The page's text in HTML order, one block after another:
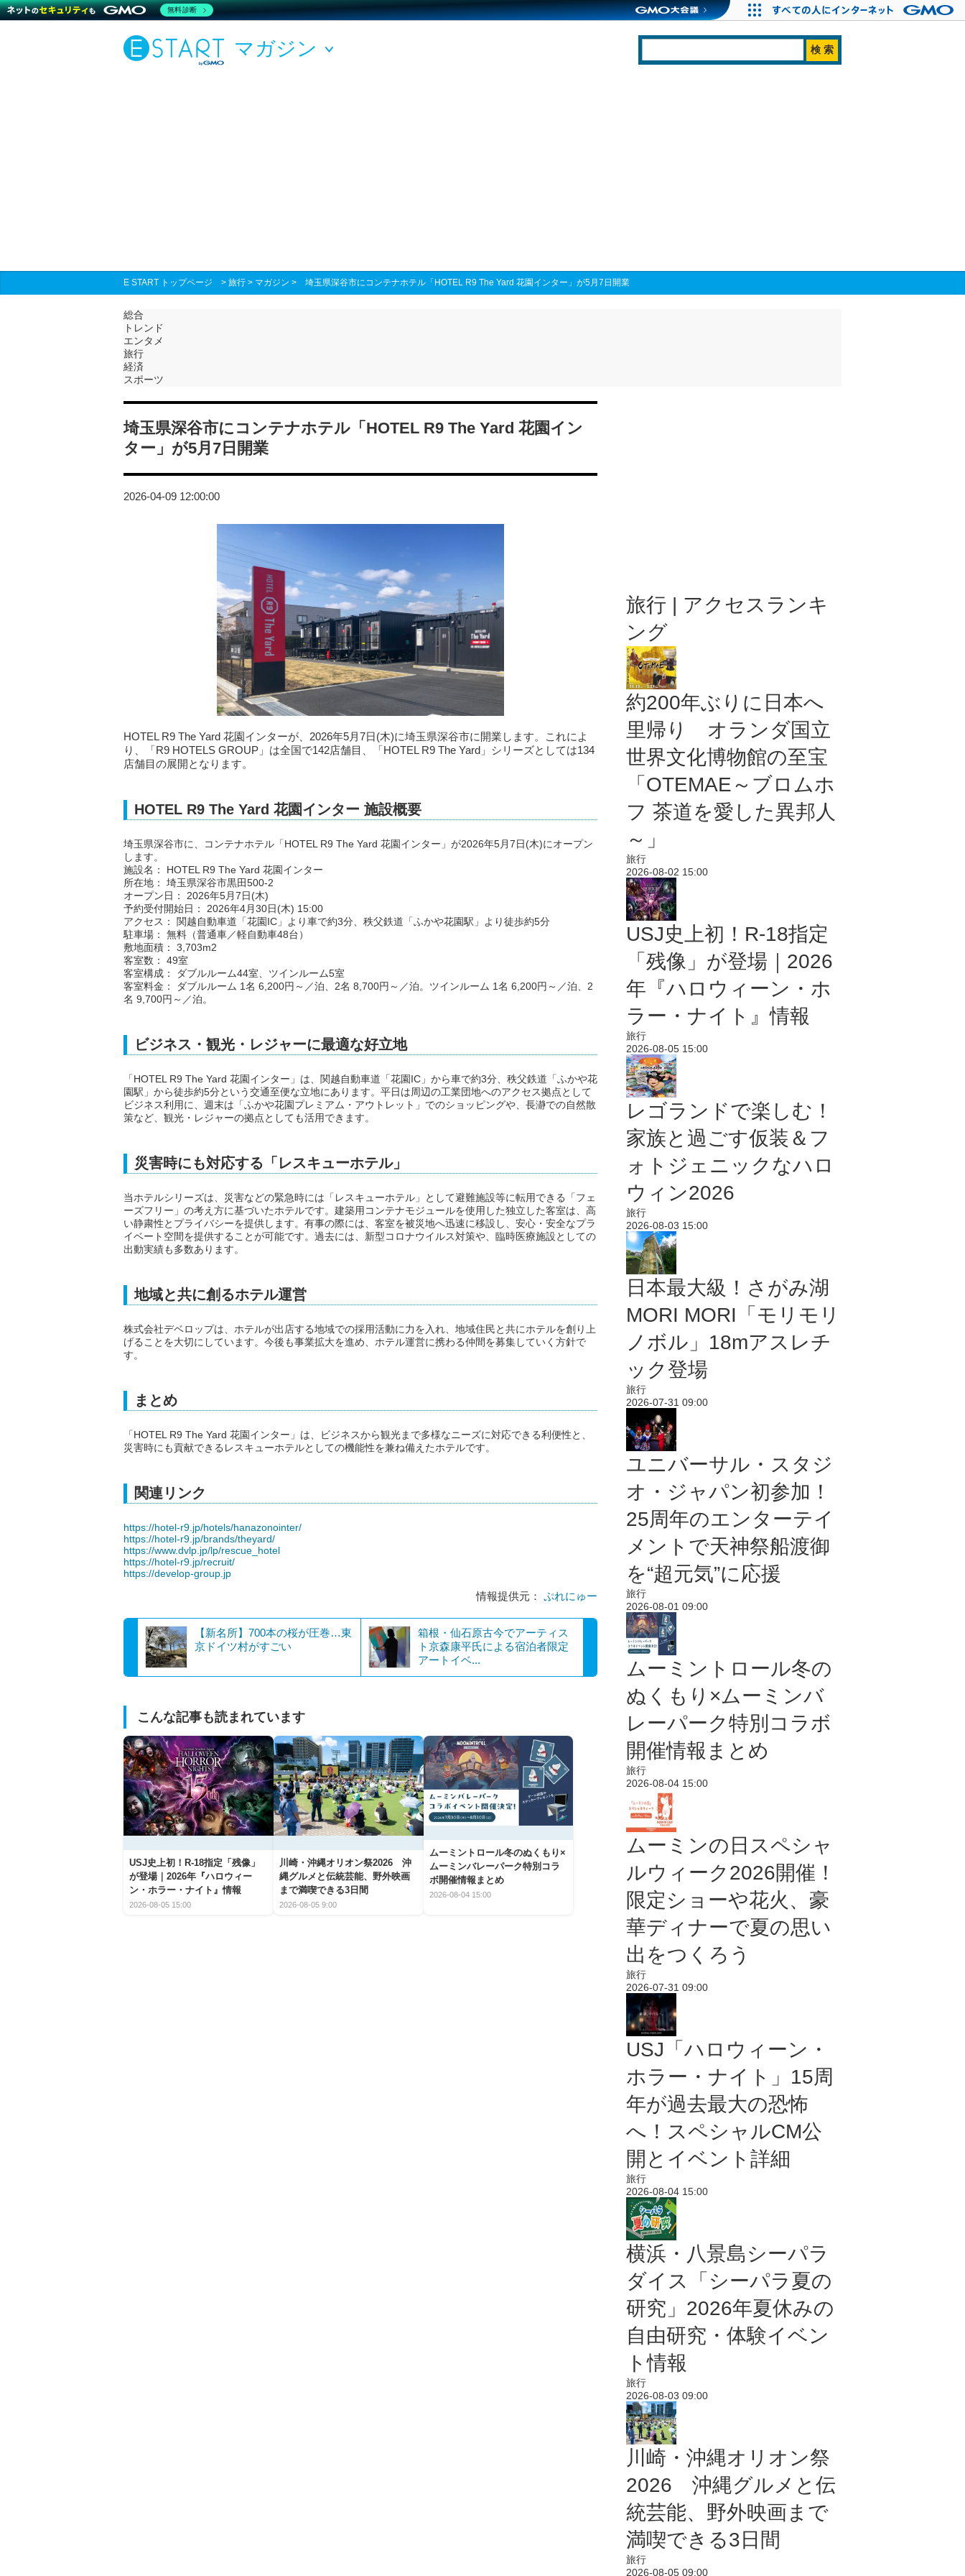
マガジン
E START トップページ > 旅行 > マガジン > 埼玉県深谷市にコンテナホテル「HOTEL R9 The Yard 花園インター」が5月7日開業
総合
トレンド
エンタメ
旅行
経済
スポーツ
埼玉県深谷市にコンテナホテル「HOTEL R9 The Yard 花園イン
ター」が5月7日開業
2026-04-09 12:00:00
HOTEL R9 The Yard 花園インターが、2026年5月7日(木)に埼玉県深谷市に開業します。これによ
り、「R9 HOTELS GROUP」は全国で142店舗目、「HOTEL R9 The Yard」シリーズとしては134
店舗目の展開となります。
HOTEL R9 The Yard 花園インター 施設概要
埼玉県深谷市に、コンテナホテル「HOTEL R9 The Yard 花園インター」が2026年5月7日(木)にオープン
します。
施設名： HOTEL R9 The Yard 花園インター
所在地： 埼玉県深谷市黒田500-2
オープン日： 2026年5月7日(木)
予約受付開始日： 2026年4月30日(木) 15:00
アクセス： 関越自動車道「花園IC」より車で約3分、秩父鉄道「ふかや花園駅」より徒歩約5分
駐車場： 無料（普通車／軽自動車48台）
敷地面積： 3,703m2
客室数： 49室
客室構成： ダブルルーム44室、ツインルーム5室
客室料金： ダブルルーム 1名 6,200円～／泊、2名 8,700円～／泊。ツインルーム 1名 6,200円～／泊、2
名 9,700円～／泊。
ビジネス・観光・レジャーに最適な好立地
「HOTEL R9 The Yard 花園インター」は、関越自動車道「花園IC」から車で約3分、秩父鉄道「ふかや花
園駅」から徒歩約5分という交通至便な立地にあります。平日は周辺の工業団地へのアクセス拠点として
ビジネス利用に、週末は「ふかや花園プレミアム・アウトレット」でのショッピングや、長瀞での自然散
策など、観光・レジャーの拠点としても活用できます。
災害時にも対応する「レスキューホテル」
当ホテルシリーズは、災害などの緊急時には「レスキューホテル」として避難施設等に転用できる「フェ
ーズフリー」の考え方に基づいたホテルです。建築用コンテナモジュールを使用した独立した客室は、高
い静粛性とプライバシーを提供します。有事の際には、客室を被災地へ迅速に移設し、安心・安全なプラ
イベート空間を提供することが可能です。過去には、新型コロナウイルス対策や、臨時医療施設としての
出動実績も多数あります。
地域と共に創るホテル運営
株式会社デベロップは、ホテルが出店する地域での採用活動に力を入れ、地域住民と共にホテルを創り上
げることを大切にしています。今後も事業拡大を進め、ホテル運営に携わる仲間を募集していく方針で
す。
まとめ
「HOTEL R9 The Yard 花園インター」は、ビジネスから観光まで多様なニーズに対応できる利便性と、
災害時にも貢献できるレスキューホテルとしての機能性を兼ね備えたホテルです。
関連リンク
https://hotel-r9.jp/hotels/hanazonointer/
https://hotel-r9.jp/brands/theyard/
https://www.dvlp.jp/lp/rescue_hotel
https://hotel-r9.jp/recruit/
https://develop-group.jp
情報提供元： ぷれにゅー
【新名所】700本の桜が圧巻…東
京ドイツ村がすごい
箱根・仙石原古今でアーティス
ト京森康平氏による宿泊者限定
アートイベ...
こんな記事も読まれています
USJ史上初！R-18指定「残像」
が登場｜2026年『ハロウィー
ン・ホラー・ナイト』情報
2026-08-05 15:00
川崎・沖縄オリオン祭2026 沖
縄グルメと伝統芸能、野外映画
まで満喫できる3日間
2026-08-05 9:00
ムーミントロール冬のぬくもり×
ムーミンバレーパーク特別コラ
ボ開催情報まとめ
2026-08-04 15:00
旅行 | アクセスランキ
ング
約200年ぶりに日本へ
里帰り オランダ国立
世界文化博物館の至宝
「OTEMAE～ブロムホ
フ 茶道を愛した異邦人
～」
旅行
2026-08-02 15:00
USJ史上初！R-18指定
「残像」が登場｜2026
年『ハロウィーン・ホ
ラー・ナイト』情報
旅行
2026-08-05 15:00
レゴランドで楽しむ！
家族と過ごす仮装＆フ
ォトジェニックなハロ
ウィン2026
旅行
2026-08-03 15:00
日本最大級！さがみ湖
MORI MORI「モリモリ
ノボル」18mアスレチ
ック登場
旅行
2026-07-31 09:00
ユニバーサル・スタジ
オ・ジャパン初参加！
25周年のエンターテイ
メントで天神祭船渡御
を“超元気”に応援
旅行
2026-08-01 09:00
ムーミントロール冬の
ぬくもり×ムーミンバ
レーパーク特別コラボ
開催情報まとめ
旅行
2026-08-04 15:00
ムーミンの日スペシャ
ルウィーク2026開催！
限定ショーや花火、豪
華ディナーで夏の思い
出をつくろう
旅行
2026-07-31 09:00
USJ「ハロウィーン・
ホラー・ナイト」15周
年が過去最大の恐怖
へ！スペシャルCM公
開とイベント詳細
旅行
2026-08-04 15:00
横浜・八景島シーパラ
ダイス「シーパラ夏の
研究」2026年夏休みの
自由研究・体験イベン
ト情報
旅行
2026-08-03 09:00
川崎・沖縄オリオン祭
2026 沖縄グルメと伝
統芸能、野外映画まで
満喫できる3日間
旅行
2026-08-05 09:00
無料診断